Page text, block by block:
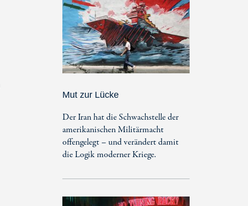
Mut zur Lücke
Der Iran hat die Schwachstelle der
amerikanischen Militärmacht
offengelegt – und verändert damit
die Logik moderner Kriege.